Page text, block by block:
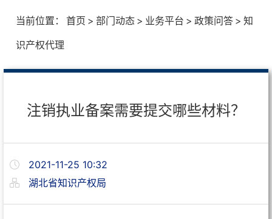
当前位置： 首页 > 部门动态 > 业务平台 > 政策问答 > 知
识产权代理
注销执业备案需要提交哪些材料？
2021-11-25 10:32
湖北省知识产权局